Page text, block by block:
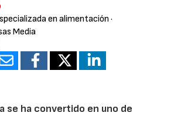
en alimentación ·
Media
se ha convertido en uno de